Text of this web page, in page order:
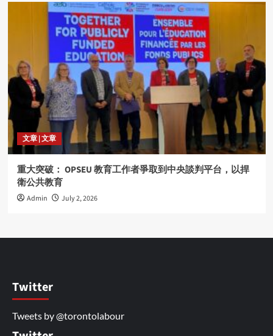
文章 | 文章
重大突破： OPSEU 教育工作者爭取到中央談判平台，以捍
衛公共教育
Admin July 2, 2026
Twitter
Tweets by @torontolabour